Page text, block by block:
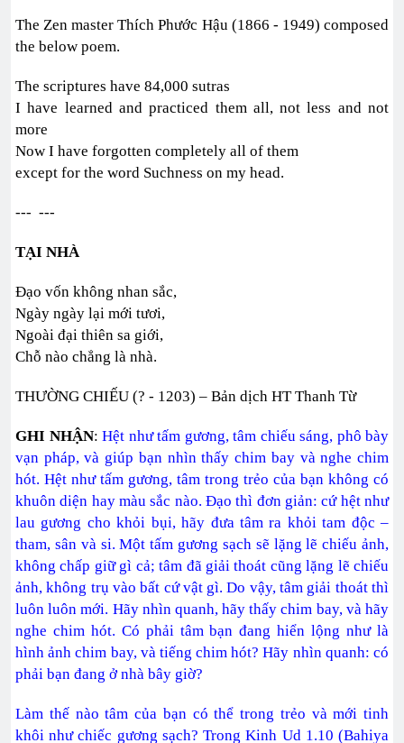
The Zen master Thích Phước Hậu (1866 - 1949) composed
the below poem.
The scriptures have 84,000 sutras
I have learned and practiced them all, not less and not
more
Now I have forgotten completely all of them
except for the word Suchness on my head.
--- ---
TẠI NHÀ
Đạo vốn không nhan sắc,
Ngày ngày lại mới tươi,
Ngoài đại thiên sa giới,
Chỗ nào chẳng là nhà.
THƯỜNG CHIẾU (? - 1203) – Bản dịch HT Thanh Từ
GHI NHẬN: Hệt như tấm gương, tâm chiếu sáng, phô bày
vạn pháp, và giúp bạn nhìn thấy chim bay và nghe chim
hót. Hệt như tấm gương, tâm trong trẻo của bạn không có
khuôn diện hay màu sắc nào. Đạo thì đơn giản: cứ hệt như
lau gương cho khỏi bụi, hãy đưa tâm ra khỏi tam độc –
tham, sân và si. Một tấm gương sạch sẽ lặng lẽ chiếu ảnh,
không chấp giữ gì cả; tâm đã giải thoát cũng lặng lẽ chiếu
ảnh, không trụ vào bất cứ vật gì. Do vậy, tâm giải thoát thì
luôn luôn mới. Hãy nhìn quanh, hãy thấy chim bay, và hãy
nghe chim hót. Có phải tâm bạn đang hiển lộng như là
hình ảnh chim bay, và tiếng chim hót? Hãy nhìn quanh: có
phải bạn đang ở nhà bây giờ?
Làm thế nào tâm của bạn có thể trong trẻo và mới tinh
khôi như chiếc gương sạch? Trong Kinh Ud 1.10 (Bahiya